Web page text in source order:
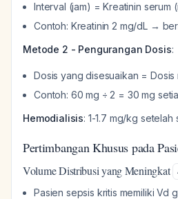
Interval (jam) = Kreatinin serum
Contoh: Kreatinin 2 mg/dL →
Metode 2 - Pengurangan Dosis:
Dosis yang disesuaikan = Dosis
Contoh: 60 mg ÷ 2 = 30 mg
Hemodialisis: 1-1.7 mg/kg setelah
Pertimbangan Khusus pada
Volume Distribusi yang Meningkat
Pasien sepsis kritis memiliki Vd